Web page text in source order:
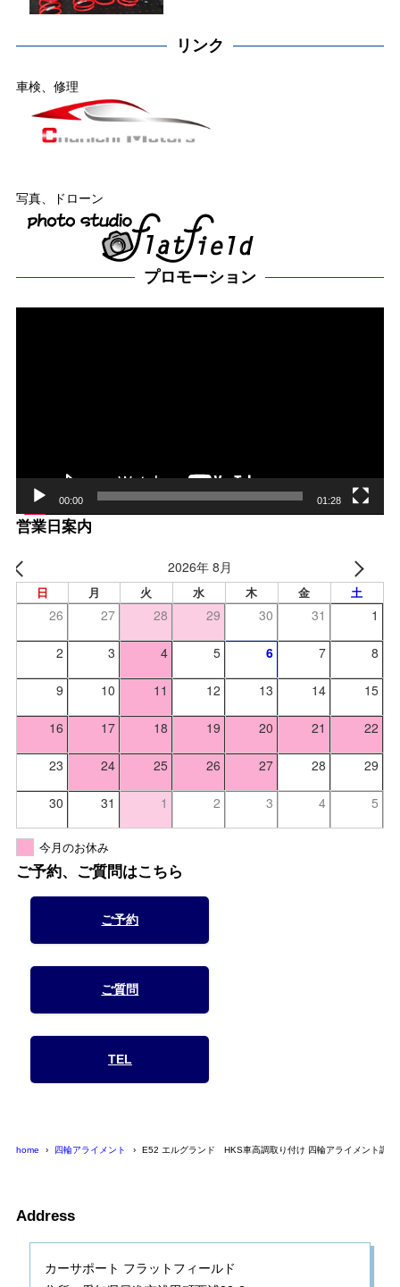
リンク
車検、修理
写真、ドローン
プロモーション
00:00 01:28
営業日案内
2026年 8月
日 月 火 水 木 金 土
26 27 28 29 30 31 1
2 3 4 5 6 7 8
9 10 11 12 13 14 15
16 17 18 19 20 21 22
23 24 25 26 27 28 29
30 31 1 2 3 4 5
今月のお休み
ご予約、ご質問はこちら
ご予約
ご質問
TEL
home 四輪アライメント E52 エルグランド HKS車高調取り付け 四輪アライメント調整
Address
カーサポート フラットフィールド